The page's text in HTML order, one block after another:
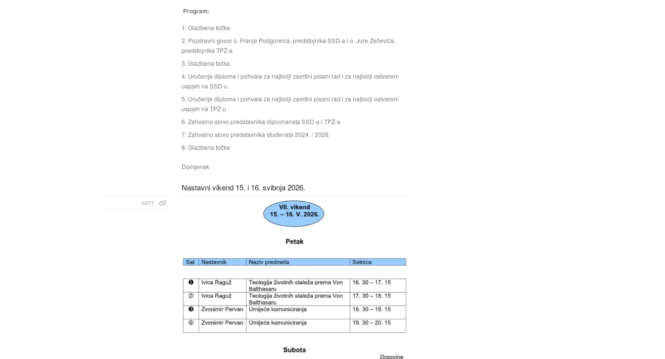
Program:
Glazbena točka
Pozdravni govor o. Franje Podgorelca, predstojnika SSD-a i o. Jure Zečevića,
predstojnika TPŽ-a
Glazbena točka
Uručenje diploma i pohvala za najbolji završni pisani rad i za najbolji ostvareni
uspjeh na SSD-u
Uručenje diploma i pohvala za najbolji završni pisani rad i za najbolji ostvareni
uspjeh na TPŽ-u
Zahvalno slovo predstavnika diplomanata SSD-a i TPŽ-a
Zahvalno slovo predstavnika studenata 2024. / 2026.
Glazbena točka
Domjenak
Nastavni vikend 15. i 16. svibnja 2026.
ISPIT